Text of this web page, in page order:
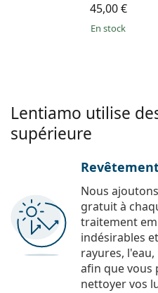
45,00 €
en stock
Lentiamo utilise
supérieure
Nous
gratuit à
traitement
indésirables
rayures,
afin que vous
nettoyer vos